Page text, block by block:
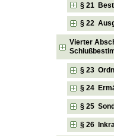
§ 21
§ 22
Vierter
§ 23
§ 24
§ 25
§ 26